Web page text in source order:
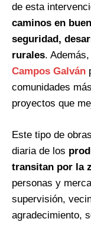
de esta
caminos en
seguridad,
rurales.
Campos Galván
comunidades
proyectos que
Este tipo de
diaria de los
transitan por la
personas y
supervisión,
agradecimiento,